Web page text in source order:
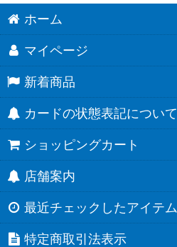
ホーム
マイページ
新着商品
カードの状態表記について
ショッピングカート
店舗案内
最近チェックしたアイテム
特定商取引法表示